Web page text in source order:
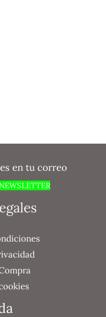
en tu correo